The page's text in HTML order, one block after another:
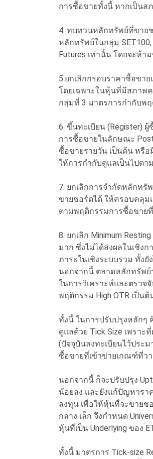
การซื้อขายทั้งนี้ หากเป็นส
4. ทบทวนหลักทรัพย์ที่ขาย
หลักทรัพย์ในกลุ่ม
Futures เท่านั้น โดยจะห้า
5.ยกเลิกกรอบราคาซื้อขา
โดยเฉพาะในหุ้นที่มีสภาพ
กลุ่มที่ 3 มาตรการกำกับพ
6. ขึ้นทะเบียน (Register)
การซื้อขายในลักษณะ
ซื้อขายรายวัน เป็นต้น หรือ
ให้การกำกับดูแลเป็นไปตา
7. ยกเลิกการจำกัดหลักท
ขายชอร์ตได้ ให้ครอบคลุม
ตามพฤติกรรมการซื้อขาย
8. ยกเลิก Minimum
มาก ซึ่งไม่ได้ส่งผลในเชิง
ภาระในเชิงระบบรวม ทั้ง
นอกจากนี้ ตลาดหลักทรัพย์
ในการวิเคราะห์และตรวจ
พฤติกรรม High OTR เป็นต้
ทั้งนี้ ในการปรับปรุงหลักๆ
ดูแลด้วย Tick Size เพรา
(ปัจจุบันลงทะเบียนไว้ประ
ซื้อขายที่เข้าข่ายเกณฑ์ที่วา
นอกจากนี้ ก็จะปรับปรุง
น้อยลง และยังแก้ปัญหารา
ลงทุน เพื่อให้หุ้นที่จะขาย
กลาง เล็ก จึงกำหนด
หุ้นที่เป็น Underlying ของ
ทั้งนี้ มาตรการ Tick-size